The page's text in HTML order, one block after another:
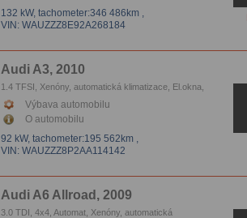
132 kW, tachometer:346 486km ,
VIN: WAUZZZ8E92A268184
Audi A3, 2010
1.4 TFSI, Xenóny, automatická klimatizace, El.okna,
Vyhrievanie sedačiek, Parkovacie senzory
Výbava automobilu
O automobilu
92 kW, tachometer:195 562km ,
VIN: WAUZZZ8P2AA114142
Audi A6 Allroad, 2009
3.0 TDI, 4x4, Automat, Xenóny, automatická